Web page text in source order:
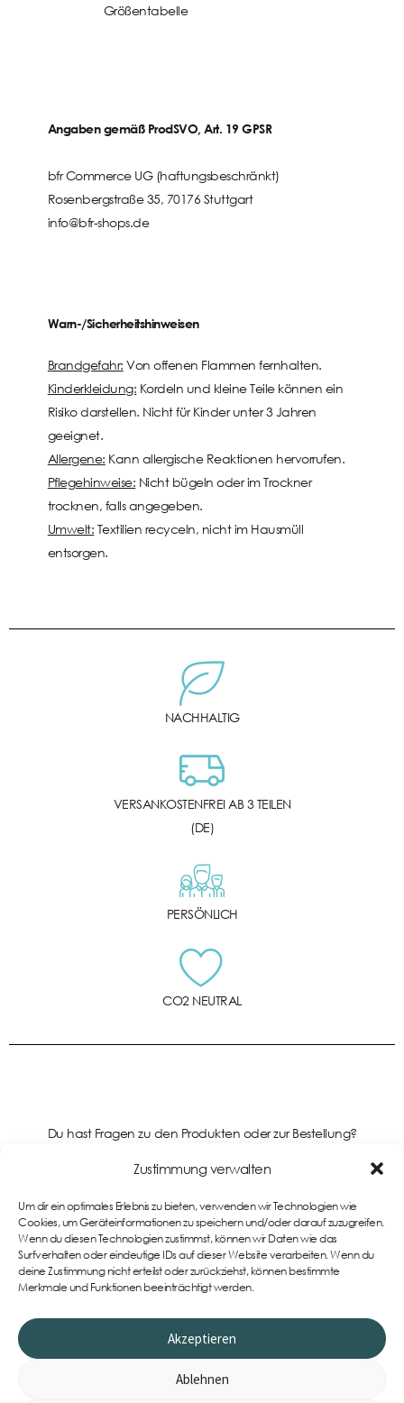
Zustimmung verwalten
Um dir ein optimales Erlebnis zu bieten, verwenden wir Technologien wie
Cookies, um Geräteinformationen zu speichern und/oder darauf zuzugreifen.
Wenn du diesen Technologien zustimmst, können wir Daten wie das
Surfverhalten oder eindeutige IDs auf dieser Website verarbeiten. Wenn du
deine Zustimmung nicht erteilst oder zurückziehst, können bestimmte
Merkmale und Funktionen beeinträchtigt werden.
Akzeptieren
Ablehnen
Größentabelle
Angaben gemäß ProdSVO, Art. 19 GPSR
bfr Commerce UG (haftungsbeschränkt)
Rosenbergstraße 35, 70176 Stuttgart
info@bfr-shops.de
Warn-/Sicherheitshinweisen
Brandgefahr: Von offenen Flammen fernhalten.
Kinderkleidung: Kordeln und kleine Teile können ein
Risiko darstellen. Nicht für Kinder unter 3 Jahren
geeignet.
Allergene: Kann allergische Reaktionen hervorrufen.
Pflegehinweise: Nicht bügeln oder im Trockner
trocknen, falls angegeben.
Umwelt: Textilien recyceln, nicht im Hausmüll
entsorgen.
NACHHALTIG
VERSANKOSTENFREI AB 3 TEILEN
(DE)
PERSÖNLICH
CO2 NEUTRAL
Du hast Fragen zu den Produkten oder zur Bestellung?
Support